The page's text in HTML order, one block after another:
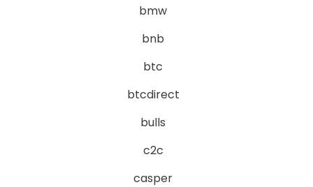
bmw
bnb
btc
btcdirect
bulls
c2c
casper